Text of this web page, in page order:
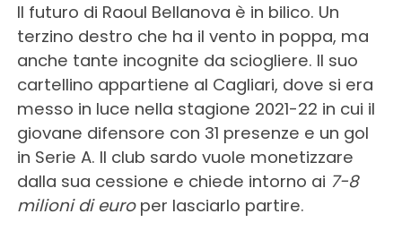
Il futuro di Raoul Bellanova è in bilico. Un
terzino destro che ha il vento in poppa, ma
anche tante incognite da sciogliere. Il suo
cartellino appartiene al Cagliari, dove si era
messo in luce nella stagione 2021-22 in cui il
giovane difensore con 31 presenze e un gol
in Serie A. Il club sardo vuole monetizzare
dalla sua cessione e chiede intorno ai 7-8
milioni di europer lasciarlo partire.